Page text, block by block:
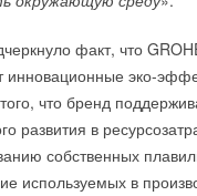
факт, что
инновационные эко-
что бренд
развития в
собственных
используемых в
Вентиляционное